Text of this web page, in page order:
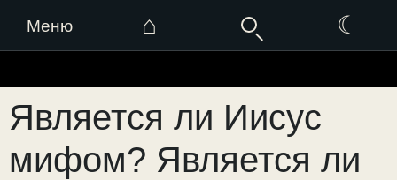
Меню ⌂ ☾
к
содержимому
Является ли Иисус
мифом? Является ли